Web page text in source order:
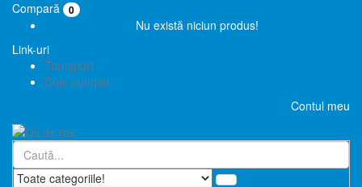
Compară 0
Nu există niciun produs!
Link-uri
Transport
Cum cumpăr
Contul meu